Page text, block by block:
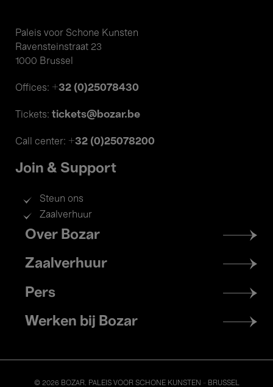
Paleis voor Schone Kunsten
Ravensteinstraat 23
1000 Brussel
Offices: +32 (0)25078430
Tickets: tickets@bozar.be
Call center: +32 (0)25078200
Join & Support
Steun ons
Zaalverhuur
Footer
menu
Over Bozar
Zaalverhuur
Pers
Werken bij Bozar
© 2026 BOZAR. PALEIS VOOR SCHONE KUNSTEN - BRUSSEL